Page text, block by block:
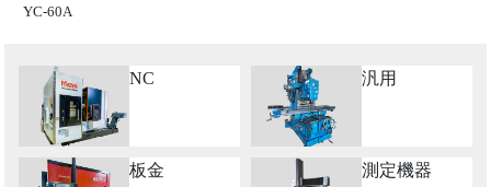
YC-60A
NC 汎用
板金 測定機器